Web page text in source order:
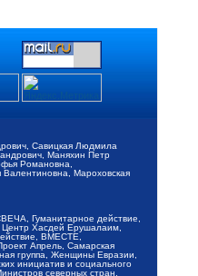
Савицкая Людмила
Маняхин Петр
Романовна,
Мароховская
Гуманитарное действие,
Центр Хасдей Ерушалаим,
ВМЕСТЕ,
Апрель, Самарская
группа, Женщины Евразии,
инициатив и социального
северных стран,